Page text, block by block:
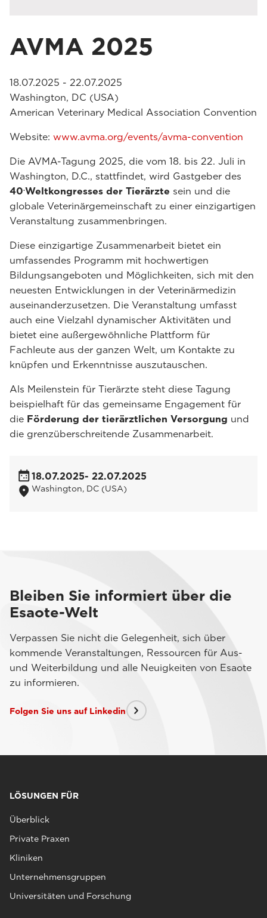
AVMA 2025
18.07.2025 - 22.07.2025
Washington, DC (USA)
American Veterinary Medical Association Convention
Website: www.avma.org/events/avma-convention
Die AVMA-Tagung 2025, die vom 18. bis 22. Juli in
Washington, D.C., stattfindet, wird Gastgeber des
40.Weltkongresses der Tierärzte sein und die
globale Veterinärgemeinschaft zu einer einzigartigen
Veranstaltung zusammenbringen.
Diese einzigartige Zusammenarbeit bietet ein
umfassendes Programm mit hochwertigen
Bildungsangeboten und Möglichkeiten, sich mit den
neuesten Entwicklungen in der Veterinärmedizin
auseinanderzusetzen. Die Veranstaltung umfasst
auch eine Vielzahl dynamischer Aktivitäten und
bietet eine außergewöhnliche Plattform für
Fachleute aus der ganzen Welt, um Kontakte zu
knüpfen und Erkenntnisse auszutauschen.
Als Meilenstein für Tierärzte steht diese Tagung
beispielhaft für das gemeinsame Engagement für
die Förderung der tierärztlichen Versorgung und
die grenzüberschreitende Zusammenarbeit.
18.07.2025- 22.07.2025
Washington, DC (USA)
Bleiben Sie informiert über die
Esaote-Welt
Verpassen Sie nicht die Gelegenheit, sich über
kommende Veranstaltungen, Ressourcen für Aus-
und Weiterbildung und alle Neuigkeiten von Esaote
zu informieren.
Folgen Sie uns auf Linkedin
LÖSUNGEN FÜR
Überblick
Private Praxen
Kliniken
Unternehmensgruppen
Universitäten und Forschung